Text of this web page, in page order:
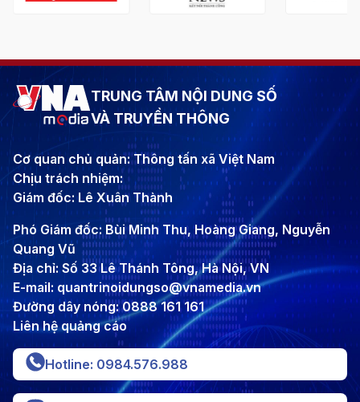
TRUNG TÂM NỘI DUNG SỐ
VÀ TRUYỀN THÔNG
Cơ quan chủ quản: Thông tấn xã Việt Nam
Chịu trách nhiệm:
Giám đốc: Lê Xuân Thành
Phó Giám đốc: Bùi Minh Thu, Hoàng Giang, Nguyễn
Quang Vũ
Địa chỉ: Số 33 Lê Thánh Tông, Hà Nội, VN
E-mail: quantrinoidungso@vnamedia.vn
Đường dây nóng: 0888 161 161
Liên hệ quảng cáo
Hotline: 0984.576.988